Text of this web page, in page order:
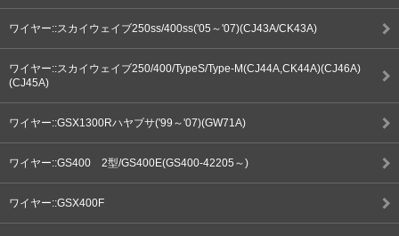
ワイヤー::スカイウェイブ250ss/400ss('05～'07)(CJ43A/CK43A)
ワイヤー::スカイウェイブ250/400/TypeS/Type-M(CJ44A,CK44A)(CJ46A)
(CJ45A)
ワイヤー::GSX1300Rハヤブサ('99～'07)(GW71A)
ワイヤー::GS400 2型/GS400E(GS400-42205～)
ワイヤー::GSX400F